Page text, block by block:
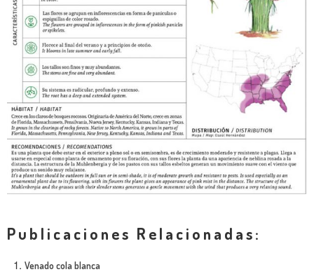
Publicaciones Relacionadas:
Venado cola blanca